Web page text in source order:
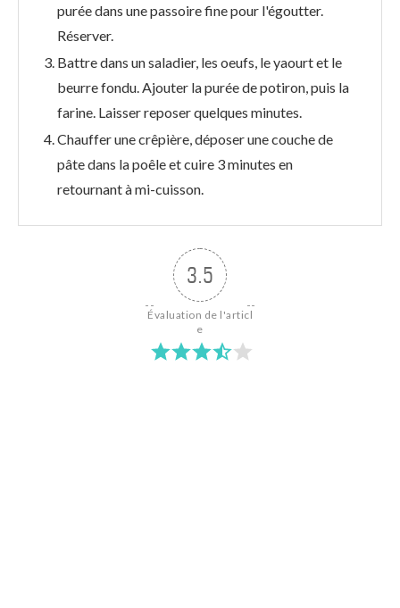
purée dans une passoire fine pour l'égoutter.
Réserver.
Battre dans un saladier, les oeufs, le yaourt et le
beurre fondu. Ajouter la purée de potiron, puis la
farine. Laisser reposer quelques minutes.
Chauffer une crêpière, déposer une couche de
pâte dans la poêle et cuire 3 minutes en
retournant à mi-cuisson.
3.5
Évaluation de l'articl
e